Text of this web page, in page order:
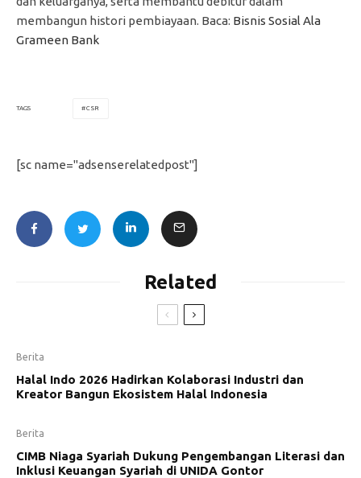
membangun histori pembiayaan. Baca: Bisnis Sosial Ala
Grameen Bank
TAGS CSR
[sc name="adsenserelatedpost"]
Related
Berita
Halal Indo 2026 Hadirkan Kolaborasi Industri dan
Kreator Bangun Ekosistem Halal Indonesia
Berita
CIMB Niaga Syariah Dukung Pengembangan Literasi dan
Inklusi Keuangan Syariah di UNIDA Gontor